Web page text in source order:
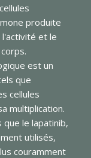
produite
et le
est un
que
cellules
multiplication.
le lapatinib,
utilisés,
couramment